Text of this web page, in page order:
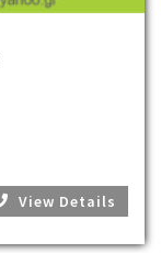
View Details